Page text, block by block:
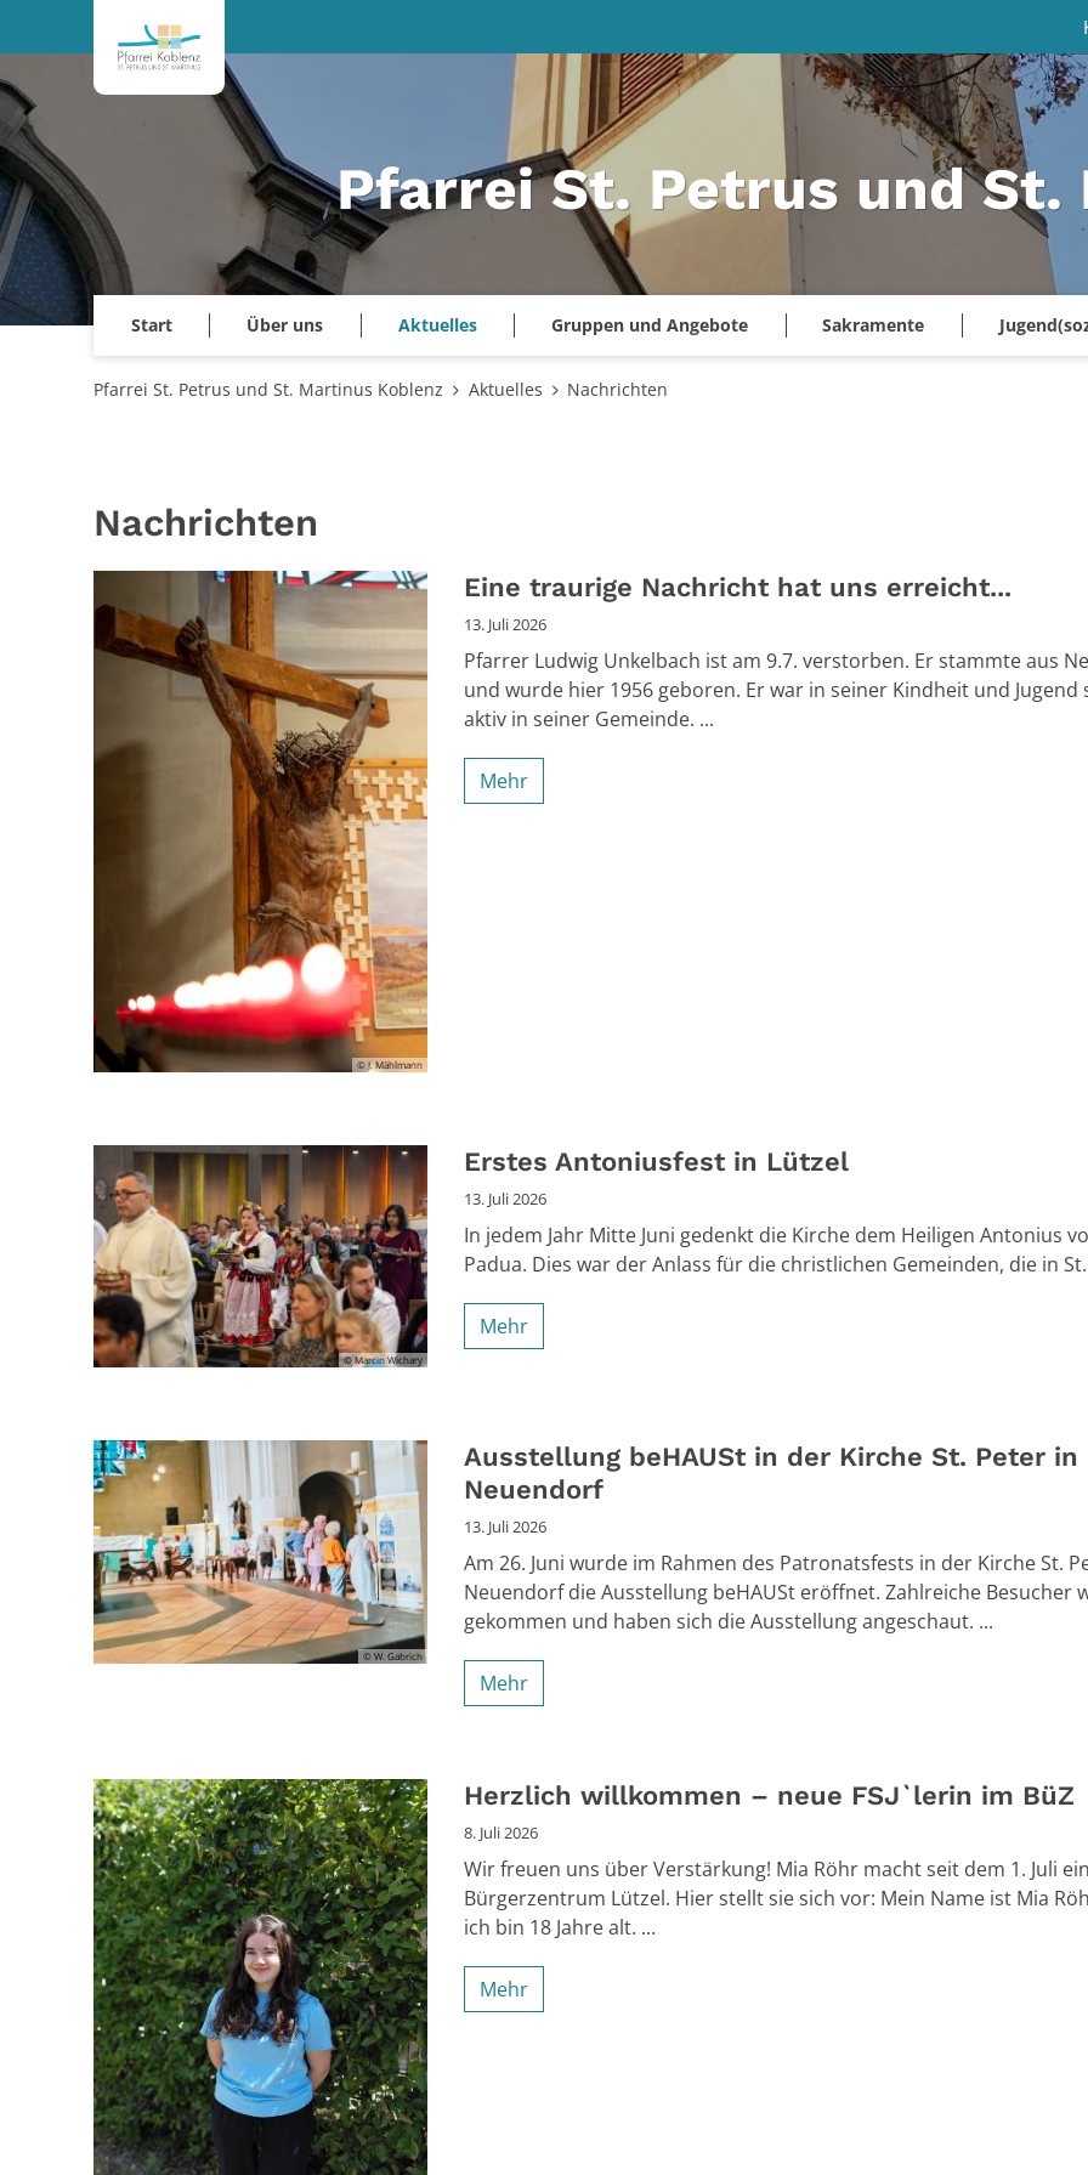
Pfarrei St. Petrus und St.
Start Über uns Aktuelles Gruppen und Angebote Sakramente
Pfarrei St. Petrus und St. Martinus Koblenz Aktuelles Nachrichten
Nachrichten
© J. Mählmann
Eine traurige Nachricht hat uns erreicht...
13. Juli 2026
Pfarrer Ludwig Unkelbach ist am 9.7. verstorben. Er stammte aus
und wurde hier 1956 geboren. Er war in seiner Kindheit und Jugend
aktiv in seiner Gemeinde. ...
Mehr
© Marcin Wichary
Erstes Antoniusfest in Lützel
13. Juli 2026
In jedem Jahr Mitte Juni gedenkt die Kirche dem Heiligen Antonius
Padua. Dies war der Anlass für die christlichen Gemeinden, die in
Mehr
© W. Gabrich
Ausstellung beHAUSt in der Kirche St. Peter in
Neuendorf
13. Juli 2026
Am 26. Juni wurde im Rahmen des Patronatsfests in der Kirche St.
Neuendorf die Ausstellung beHAUSt eröffnet. Zahlreiche Besucher
gekommen und haben sich die Ausstellung angeschaut. ...
Mehr
Herzlich willkommen – neue FSJ`lerin im BüZ
8. Juli 2026
Wir freuen uns über Verstärkung! Mia Röhr macht seit dem 1. Juli ein
Bürgerzentrum Lützel. Hier stellt sie sich vor: Mein Name ist Mia
ich bin 18 Jahre alt. ...
Mehr